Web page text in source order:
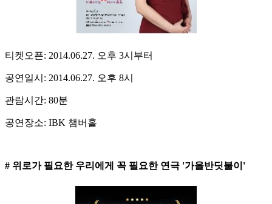
티켓오픈: 2014.06.27. 오후 3시부터
공연일시: 2014.06.27. 오후 8시
관람시간: 80분
공연장소: IBK 챔버홀
# 위로가 필요한 우리에게 꼭 필요한 연극 '가을반딧불이'